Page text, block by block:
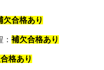
欠合格あり
補欠合格あり
格あり